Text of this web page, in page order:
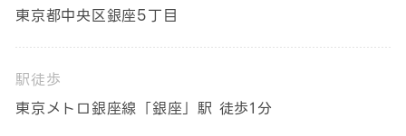
東京都中央区銀座5丁目
駅徒歩
東京メトロ銀座線「銀座」駅 徒歩1分